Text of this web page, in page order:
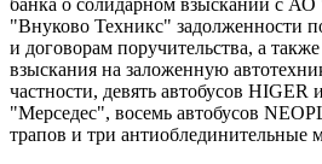
банка о солидарном взыскании с
"Внуково Техникс" задолженности
и договорам поручительства, а
взыскания на заложенную
частности, девять автобусов
"Мерседес", восемь автобусов
трапов и три антиоблединительные